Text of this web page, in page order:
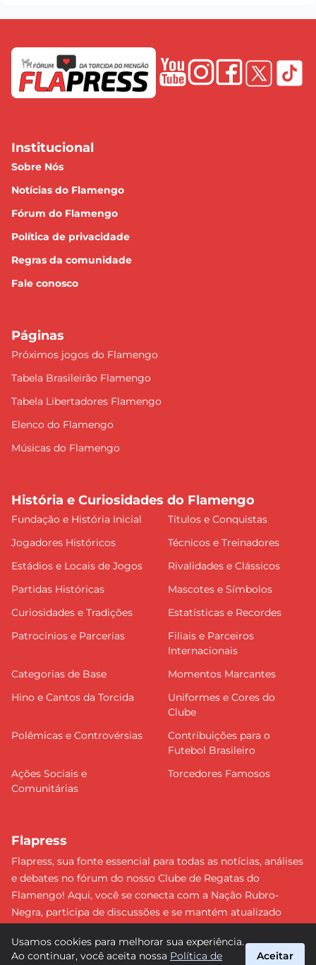
Institucional
Sobre Nós
Notícias do Flamengo
Fórum do Flamengo
Política de privacidade
Regras da comunidade
Fale conosco
Páginas
Próximos jogos do Flamengo
Tabela Brasileirão Flamengo
Tabela Libertadores Flamengo
Elenco do Flamengo
Músicas do Flamengo
História e Curiosidades do Flamengo
Fundação e História Inicial
Títulos e Conquistas
Jogadores Históricos
Técnicos e Treinadores
Estádios e Locais de Jogos
Rivalidades e Clássicos
Partidas Históricas
Mascotes e Símbolos
Curiosidades e Tradições
Estatísticas e Recordes
Patrocínios e Parcerias
Filiais e Parceiros
Internacionais
Categorias de Base
Momentos Marcantes
Hino e Cantos da Torcida
Uniformes e Cores do
Clube
Polêmicas e Controvérsias
Contribuições para o
Futebol Brasileiro
Ações Sociais e
Comunitárias
Torcedores Famosos
Flapress
Flapress, sua fonte essencial para todas as notícias, análises
e debates no fórum do nosso Clube de Regatas do
Flamengo! Aqui, você se conecta com a Nação Rubro-
Negra, participa de discussões e se mantém atualizado
lance e esteja sempre à frente, junto da torcida mais
Usamos cookies para melhorar sua experiência.
Ao continuar, você aceita nossa Política de
Aceitar